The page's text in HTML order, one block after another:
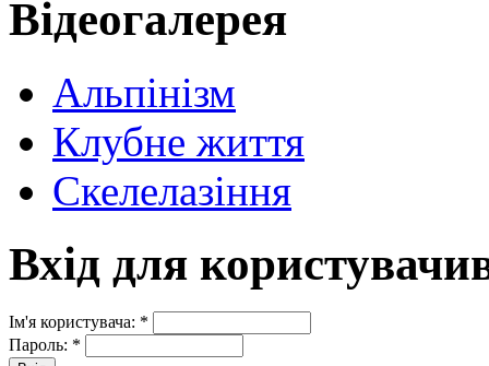
Відеогалерея
Альпінізм
Клубне життя
Скелелазіння
Вхід для
Ім'я користувача: *
Пароль: *